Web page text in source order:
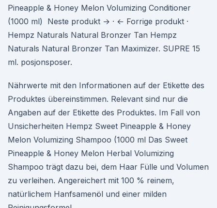
Pineapple & Honey Melon Volumizing Conditioner
(1000 ml) Neste produkt → · ← Forrige produkt ·
Hempz Naturals Natural Bronzer Tan Hempz
Naturals Natural Bronzer Tan Maximizer. SUPRE 15
ml. posjonsposer.
Nährwerte mit den Informationen auf der Etikette des
Produktes übereinstimmen. Relevant sind nur die
Angaben auf der Etikette des Produktes. Im Fall von
Unsicherheiten Hempz Sweet Pineapple & Honey
Melon Volumizing Shampoo (1000 ml Das Sweet
Pineapple & Honey Melon Herbal Volumizing
Shampoo trägt dazu bei, dem Haar Fülle und Volumen
zu verleihen. Angereichert mit 100 % reinem,
natürlichem Hanfsamenöl und einer milden